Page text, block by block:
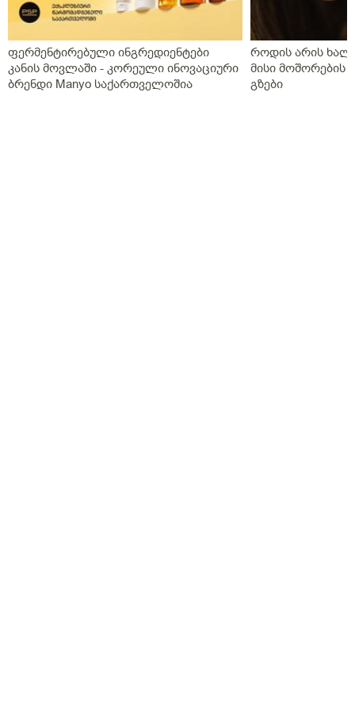
ფერმენტირებული ინგრედიენტები
კანის მოვლაში - კორეული ინოვაციური
ბრენდი Manyo საქართველოშია
როდის არის
მისი მოშორების
გზები